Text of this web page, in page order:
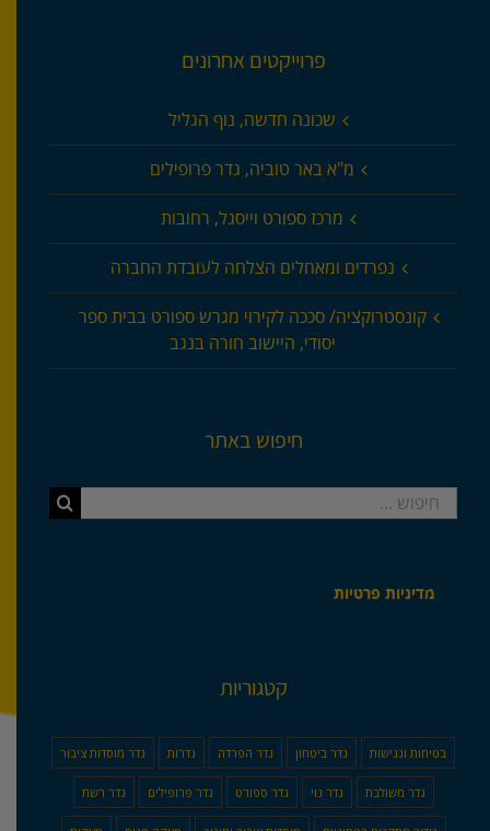
פרוייקטים אחרונים
שכונה חדשה, נוף הגליל
מ"א באר טוביה, גדר פרופילים
מרכז ספורט וייסגל, רחובות
נפרדים ומאחלים הצלחה לעובדת החברה
קונסטרוקציה/ סככה לקירוי מגרש ספורט בבית ספר
יסודי, היישוב חורה בנגב
חיפוש באתר
חיפוש...
מדיניות פרטיות
קטגוריות
בטיחות ונגישות גדר ביטחון גדר הפרדה גדרות גדר מוסדות ציבור
גדר משולבת גדר נוי גדר ספורט גדר פרופילים גדר רשת